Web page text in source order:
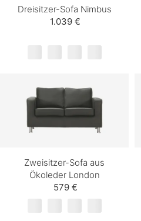
Dreisitzer-Sofa Nimbus
1.039 €
Zweisitzer-Sofa aus
Ökoleder London
579 €